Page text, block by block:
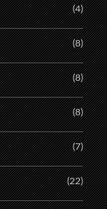
(4)
(8)
(8)
(8)
(7)
(22)